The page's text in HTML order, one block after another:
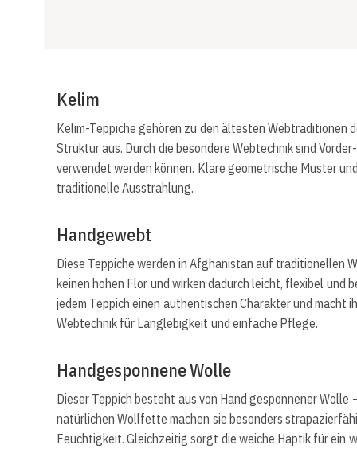
Kelim
Kelim-Teppiche gehören zu den ältesten Webtraditionen
Struktur aus. Durch die besondere Webtechnik sind
verwendet werden können. Klare geometrische Muster
traditionelle Ausstrahlung.
Handgewebt
Diese Teppiche werden in Afghanistan auf traditionellen
keinen hohen Flor und wirken dadurch leicht, flexibel und
jedem Teppich einen authentischen Charakter und
Webtechnik für Langlebigkeit und einfache Pflege.
Handgesponnene Wolle
Dieser Teppich besteht aus von Hand gesponnener
natürlichen Wollfette machen sie besonders
Feuchtigkeit. Gleichzeitig sorgt die weiche Haptik für ein